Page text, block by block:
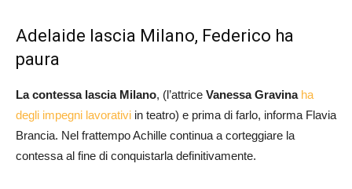
Adelaide lascia Milano, Federico ha
paura
La contessa lascia Milano, (l’attrice Vanessa Gravina ha
degli impegni lavorativi in teatro) e prima di farlo, informa Flavia
Brancia. Nel frattempo Achille continua a corteggiare la
contessa al fine di conquistarla definitivamente.